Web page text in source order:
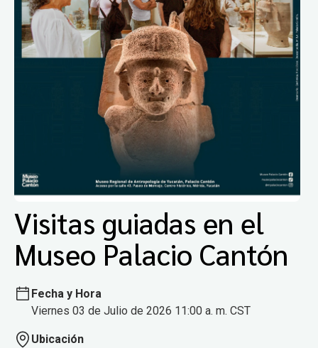
Visitas guiadas en el
Museo Palacio Cantón
Fecha y Hora
Viernes 03 de Julio de 2026 11:00 a. m. CST
Ubicación